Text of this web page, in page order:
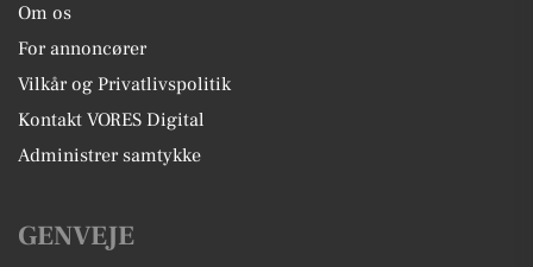
Om os
For annoncører
Vilkår og Privatlivspolitik
Kontakt VORES Digital
Administrer samtykke
GENVEJE